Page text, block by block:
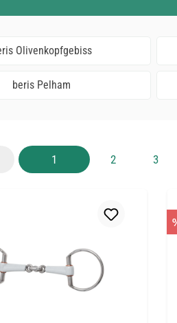
Olivenkopfgebiss
beris Pelham
Seite
1 Seite
2 Seite
3